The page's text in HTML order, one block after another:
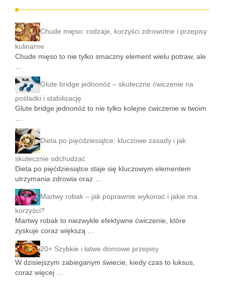
Chude mięso: rodzaje, korzyści zdrowotne i przepisy
kulinarne
Chude mięso to nie tylko smaczny element wielu potraw, ale
Glute bridge jednonóż – skuteczne ćwiczenie na
pośladki i stabilizację
Glute bridge jednonóż to nie tylko kolejne ćwiczenie w twoim
Dieta po pięćdziesiątce: kluczowe zasady i jak
skutecznie odchudzać
Dieta po pięćdziesiątce staje się kluczowym elementem
utrzymania zdrowia oraz …
Martwy robak – jak poprawnie wykonać i jakie ma
korzyści?
Martwy robak to niezwykle efektywne ćwiczenie, które
zyskuje coraz większą …
20+ Szybkie i łatwe domowe przepisy
W dzisiejszym zabieganym świecie, kiedy czas to luksus,
coraz więcej …